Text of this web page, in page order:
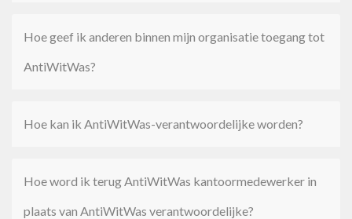
Hoe geef ik anderen binnen mijn organisatie toegang tot
AntiWitWas?
Hoe kan ik AntiWitWas-verantwoordelijke worden?
Hoe word ik terug AntiWitWas kantoormedewerker in
plaats van AntiWitWas verantwoordelijke?